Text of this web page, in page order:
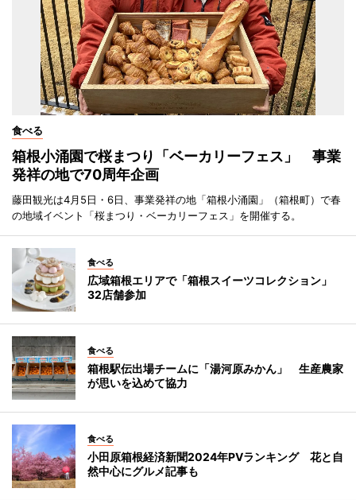
食べる
箱根小涌園で桜まつり「ベーカリーフェス」 事業
発祥の地で70周年企画
藤田観光は4月5日・6日、事業発祥の地「箱根小涌園」（箱根町）で春
の地域イベント「桜まつり・ベーカリーフェス」を開催する。
食べる
広域箱根エリアで「箱根スイーツコレクション」
32店舗参加
食べる
箱根駅伝出場チームに「湯河原みかん」 生産農家
が思いを込めて協力
食べる
小田原箱根経済新聞2024年PVランキング 花と自
然中心にグルメ記事も